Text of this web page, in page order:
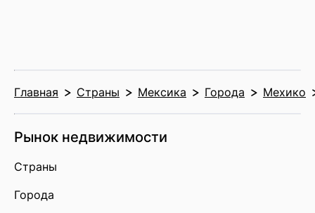
Главная Страны Мексика Города Мехико
Рынок недвижимости
Страны
Города